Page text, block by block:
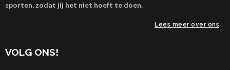
sporten, zodat jij het niet hoeft te doen.
Lees meer over ons
VOLG ONS!